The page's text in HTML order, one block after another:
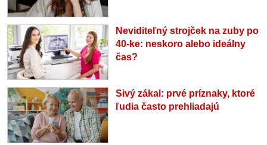
Neviditeľný strojček na zuby po
40-ke: neskoro alebo ideálny
čas?
Sivý zákal: prvé príznaky, ktoré
ľudia často prehliadajú